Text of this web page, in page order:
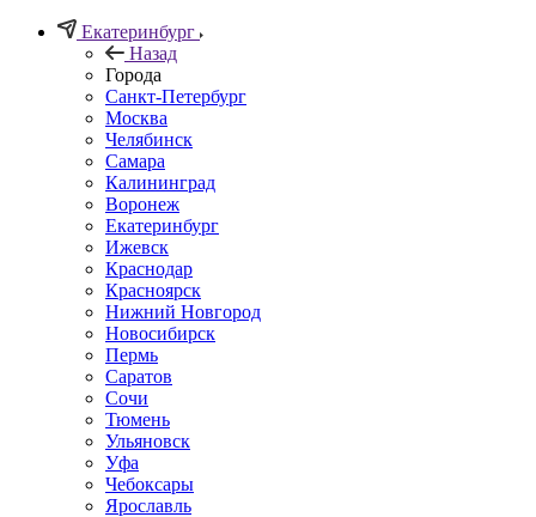
Екатеринбург
Назад
Города
Санкт-Петербург
Москва
Челябинск
Самара
Калининград
Воронеж
Екатеринбург
Ижевск
Краснодар
Красноярск
Нижний Новгород
Новосибирск
Пермь
Саратов
Сочи
Тюмень
Ульяновск
Уфа
Чебоксары
Ярославль